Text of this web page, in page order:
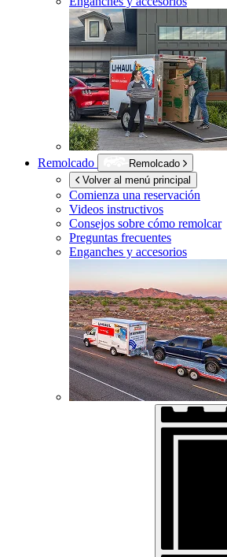
Remolcado
Remolcado
Volver al menú principal
Comienza una reservación
Videos instructivos
Consejos sobre cómo remolcar
Preguntas frecuentes
Enganches y accesorios